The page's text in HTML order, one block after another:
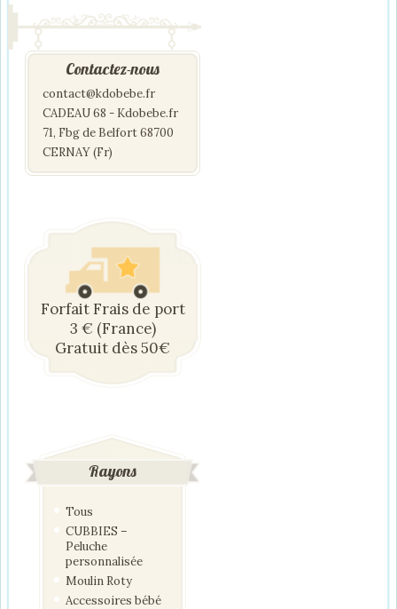
Contactez-nous
contact@kdobebe.fr
CADEAU 68 - Kdobebe.fr
71, Fbg de Belfort 68700
CERNAY (Fr)
Forfait Frais de port
3 € (France)
Gratuit dès 50€
Rayons
Tous
CUBBIES –
Peluche
personnalisée
Moulin Roty
Accessoires bébé